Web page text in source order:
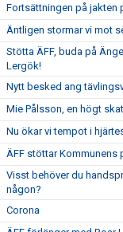
Fortsättningen på jakten
Äntligen stormar vi mot
Stötta ÄFF, buda på
Lergök!
Nytt besked ang
Mie Pålsson, en högt
Nu ökar vi tempot i
ÄFF stöttar Kommunens
Visst behöver du
någon?
Corona